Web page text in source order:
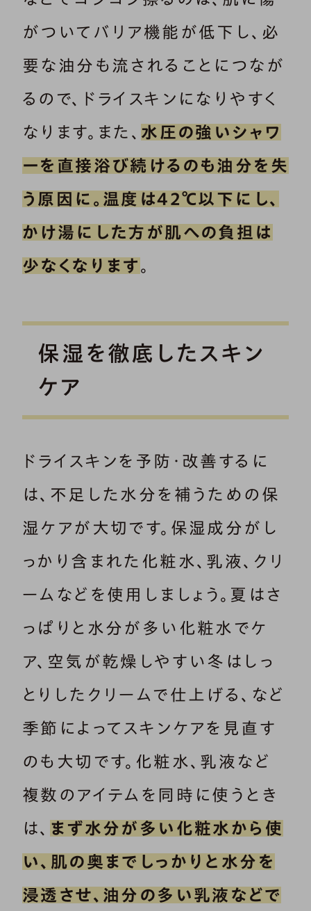
がついてバリア機能が低下し、必
要な油分も流されることにつなが
るので、ドライスキンになりやすく
なります。また、 水圧の強いシャワ
ーを直接浴び続けるのも油分を失
う原因に。温度は42℃以下にし、
かけ湯にした方が肌への負担は
少なくなります 。
保湿を徹底したスキン
ケア
ドライスキンを予防・改善するに
は、不足した水分を補うための保
湿ケアが大切です。保湿成分がし
っかり含まれた化粧水、乳液、クリ
ームなどを使用しましょう。夏はさ
っぱりと水分が多い化粧水でケ
ア、空気が乾燥しやすい冬はしっ
とりしたクリームで仕上げる、など
季節によってスキンケアを見直す
のも大切です。化粧水、乳液など
複数のアイテムを同時に使うとき
は、 まず水分が多い化粧水から使
い、肌の奥までしっかりと水分を
浸透させ、油分の多い乳液などで